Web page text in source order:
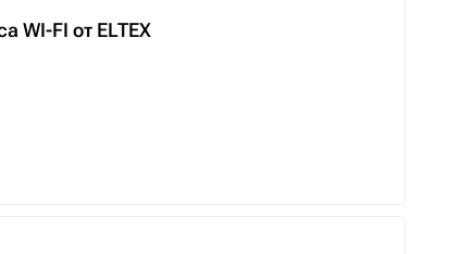
WI-FI от ELTEX